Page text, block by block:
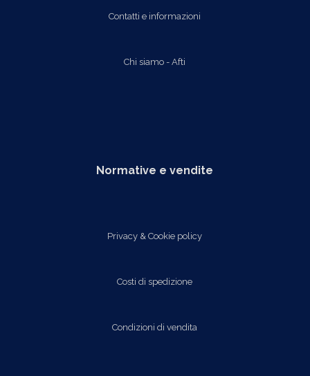
Contatti e informazioni
Chi siamo - Afti
Normative e vendite
Privacy & Cookie policy
Costi di spedizione
Condizioni di vendita